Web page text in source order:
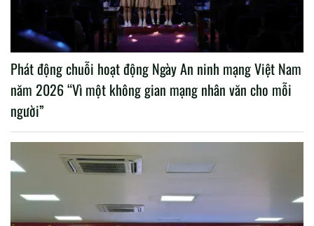
Phát động chuỗi hoạt động Ngày An ninh mạng Việt Nam
năm 2026 “Vì một không gian mạng nhân văn cho mỗi
người”